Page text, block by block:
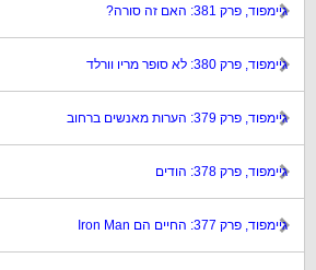
גיימפוד, פרק 381: האם זה סורה?
גיימפוד, פרק 380: לא סופר מריו וורלד
גיימפוד, פרק 379: הערות מאנשים ברחוב
גיימפוד, פרק 378: הודים
גיימפוד, פרק 377: החיים הם Iron Man